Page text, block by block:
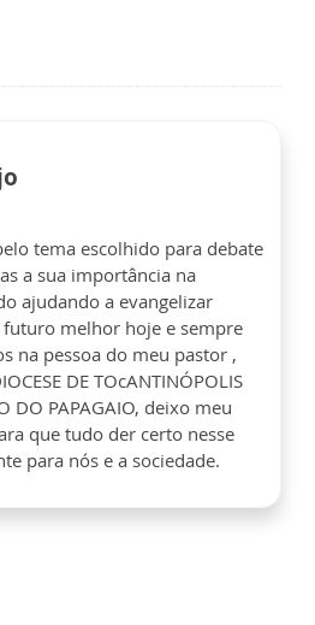
tema escolhido para debate
a sua importância na
ajudando a evangelizar
melhor hoje e sempre
na pessoa do meu pastor ,
DE TOcANTINÓPOLIS
DO PAPAGAIO, deixo meu
que tudo der certo nesse
para nós e a sociedade.